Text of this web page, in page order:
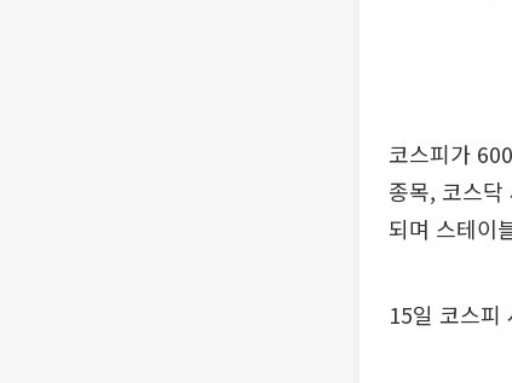
코스피가
종목, 코스
되며 스테이
15일 코스피